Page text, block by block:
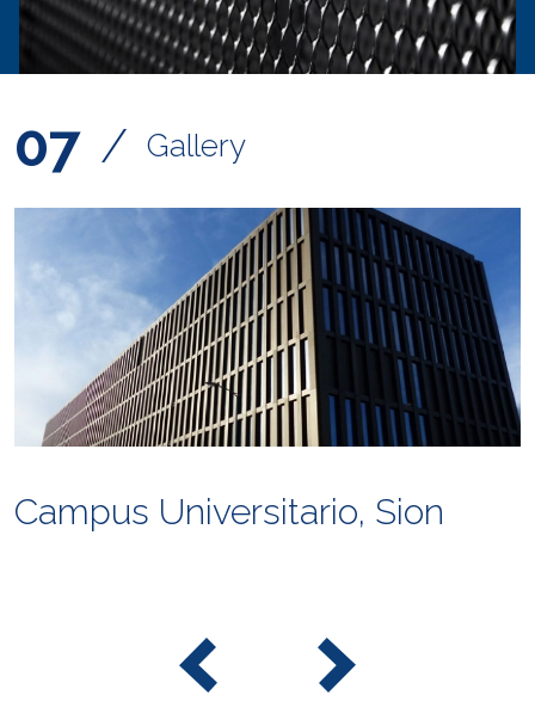
07 / Gallery
Campus Universitario, Sion